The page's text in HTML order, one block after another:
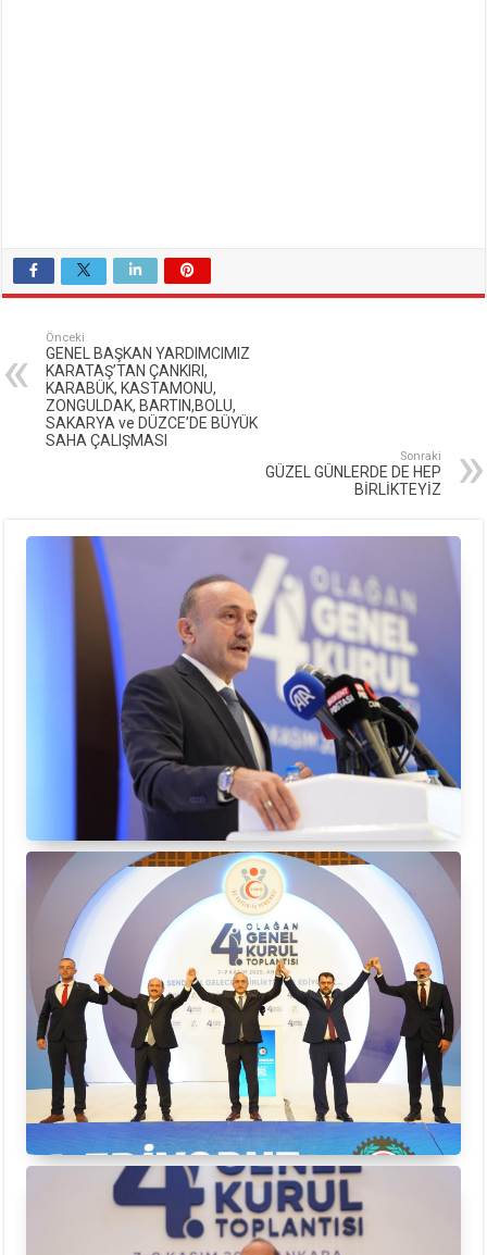
Önceki
GENEL BAŞKAN YARDIMCIMIZ
KARATAŞ’TAN ÇANKIRI,
KARABÜK, KASTAMONU,
ZONGULDAK, BARTIN,BOLU,
SAKARYA ve DÜZCE’DE BÜYÜK
SAHA ÇALIŞMASI
Sonraki
GÜZEL GÜNLERDE DE HEP
BİRLİKTEYİZ